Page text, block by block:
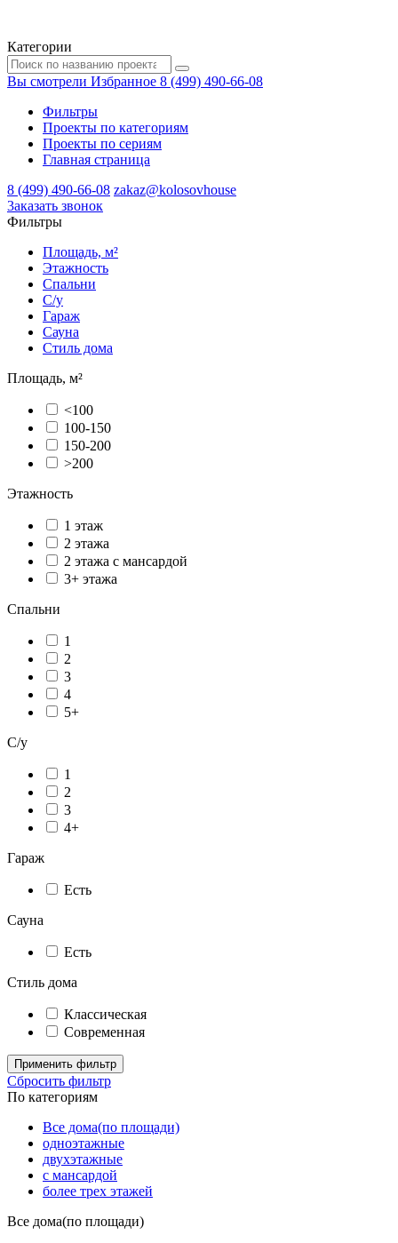
Категории
Вы смотрели Избранное 8 (499) 490-66-08
Фильтры
Проекты по категориям
Проекты по сериям
Главная страница
8 (499) 490-66-08 zakaz@kolosovhouse
3аказать звонок
Фильтры
Площадь, м²
Этажность
Спальни
С/у
Гараж
Сауна
Стиль дома
Площадь, м²
<100
100-150
150-200
>200
Этажность
1 этаж
2 этажа
2 этажа с мансардой
3+ этажа
Спальни
1
2
3
4
5+
С/у
1
2
3
4+
Гараж
Есть
Сауна
Есть
Стиль дома
Классическая
Современная
Применить фильтр
Сбросить фильтр
По категориям
Все дома(по площади)
одноэтажные
двухэтажные
с мансардой
более трех этажей
Все дома(по площади)